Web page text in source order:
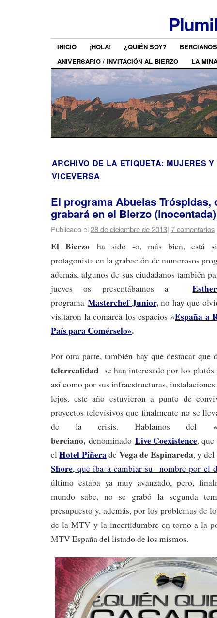
INICIO ¡HOLA! ¿QUIÉN SOY?
ANIVERSARIO / INVITACIÓN AL BIERZO
LA MINA
ARCHIVO DE LA ETIQUETA: MUJERES
VICEVERSA
El programa Abuelas Tróspidas,
grabará en el Bierzo (inocentada)
Publicado el28 de diciembre de 2013| 7 comentarios
El Bierzo ha sido -o, más bien, está
protagonista en la grabación de numerosos
además, algunos de sus ciudadanos también
jueves os presentábamos aEsther
programaMasterchef Junior,no hay que
visitaron la comarca los espacios «España a
País para Comérselo».
Por otra parte, también hay que destacar que
telerrealidad se han interesado por los
así como por sus infraestructuras,
lejos, este año estuvieron a punto de
proyectos televisivos que finalmente no se
de la crisis. Hablamos del
berciano, denominado Live Coexistence, que
elHotel Piñerade Vega de Espinareda, y
Shore, que iba a cambiar su nombre por el
último estaba ya muy avanzado, pero,
mundo sabe, no se grabó la segunda
presupuesto y, además, por los problemas de
de la MTV y la incertidumbre en torno a la
MTV España del listado de los mismos.